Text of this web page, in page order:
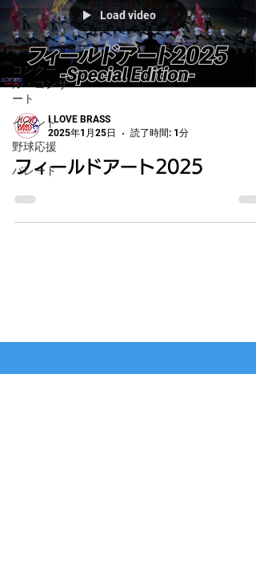
マーチング
ジャンボリ
ー
コンクー
ル・コンサ
ート
イベント
野球応援
パレード
Load video
I LOVE BRASS
2025年1月25日
読了時間: 1分
フィールドアート2025